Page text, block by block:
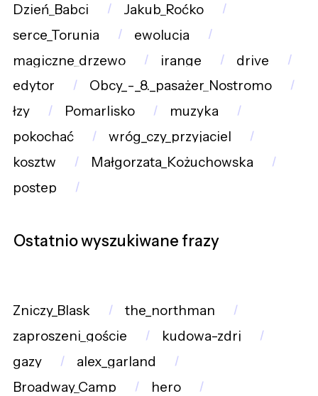
Dzień_Babci
Jakub_Roćko
serce_Torunia
ewolucja
magiczne_drzewo
irange
drive
edytor
Obcy_-_8._pasażer_Nostromo
łzy
Pomarlisko
muzyka
pokochać
wróg_czy_przyjaciel
kosztw
Małgorzata_Kożuchowska
postep
Ostatnio wyszukiwane frazy
Zniczy_Blask
the_northman
zaproszeni_goście
kudowa-zdrj
gazy
alex_garland
Broadway_Camp
hero